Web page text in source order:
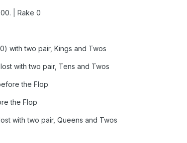
| Rake 0
with two pair, Kings and Twos
with two pair, Tens and Twos
the Flop
the Flop
with two pair, Queens and Twos